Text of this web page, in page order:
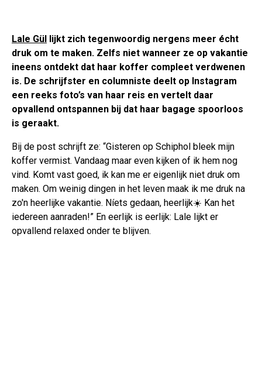
Lale Gül lijkt zich tegenwoordig nergens meer écht
druk om te maken. Zelfs niet wanneer ze op vakantie
ineens ontdekt dat haar koffer compleet verdwenen
is. De schrijfster en columniste deelt op Instagram
een reeks foto’s van haar reis en vertelt daar
opvallend ontspannen bij dat haar bagage spoorloos
is geraakt.
Bij de post schrijft ze: “Gisteren op Schiphol bleek mijn
koffer vermist. Vandaag maar even kijken of ik hem nog
vind. Komt vast goed, ik kan me er eigenlijk niet druk om
maken. Om weinig dingen in het leven maak ik me druk na
zo'n heerlijke vakantie. Níets gedaan, heerlijk☀️ Kan het
iedereen aanraden!” En eerlijk is eerlijk: Lale lijkt er
opvallend relaxed onder te blijven.